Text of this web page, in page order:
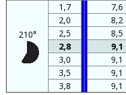
210°
1,7 7,6
2,0
8,2
2,5
8,5
2,8
9,1
3,0
9,1
3,5
9,1
3,8
9,1